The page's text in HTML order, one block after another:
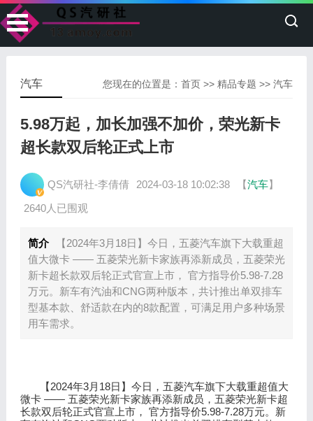
您现在的位置是：首页 >>精品专题 >>汽车
汽车
5.98万起，加长加强不加价，荣光新卡
超长款双后轮正式上市
QS汽研社-李倩倩 2024-03-18 10:02:38 【汽车】
2640人已围观
简介
【2024年3月18日】今日，五菱汽车旗下大载重超
值大微卡 —— 五菱荣光新卡家族再添新成员，五菱荣光
新卡超长款双后轮正式官宣上市， 官方指导价5.98-7.28
万元。新车有汽油和CNG两种版本，共计推出单双排车
型基本款、舒适款在内的8款配置，可满足用户多种场景
用车需求。
【 2024年3月 18日】今日，五菱汽车旗下大载重超值大
微卡 —— 五菱荣光新卡家族再添新成员，五菱荣光新卡超
长款双后轮正式官宣上市， 官方指导价5.98-7.28万元。新